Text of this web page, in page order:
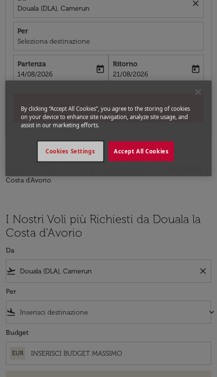
Douala (DLA), Camerun
close
Per
Seleziona destinazione
Partenza
fc-booking-departure-date-aria-label
14/08/2026
today
Ritorno
fc-booking-return-date-aria-label
21/08/2026
today
Cerca
Costa d'Avorio
I Nostri Voli più Richiesti da Douala la
Costa d’Avorio
Da
flight_takeoff close
Per
flight_land keyboard_arrow_down
Budget
EUR
By clicking “Accept All Cookies”, you agree to the storing of cookies
on your device to enhance site navigation, analyze site usage, and
assist in our marketing efforts.
Accept All Cookies
Cookies Settings